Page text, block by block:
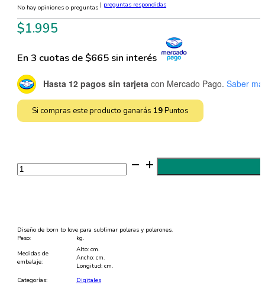
No hay opiniones o preguntas | preguntas respondidas
$1.995
En 3 cuotas de $665 sin interés
Hasta 12 pagos sin tarjeta con Mercado Pago. Saber
Si compras este producto ganarás 19Puntos
Diseño
de
Born
-
JPG
EPS
cantidad
Diseño de born to love para sublimar poleras y polerones.
Peso:
kg.
Medidas de
embalaje:
Alto: cm.
Ancho: cm.
Longitud: cm.
Categorías:
Digitales